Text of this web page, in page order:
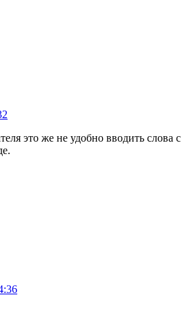
это же не удобно вводить слова с